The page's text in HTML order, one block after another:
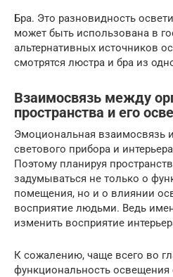
Бра. Это разновидность
может быть использована в
альтернативных источников
смотрятся люстра и бра из
Взаимосвязь между
пространства и его
Эмоциональная взаимосвязь
светового прибора и
Поэтому планируя
задумываться не только о
помещения, но и о влиянии
восприятие людьми. Ведь
изменить восприятие
К сожалению, чаще всего во
функциональность